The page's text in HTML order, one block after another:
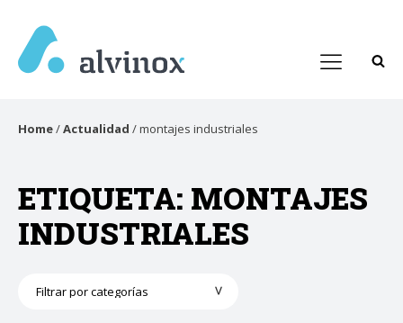
Home/Actualidad /montajes industriales
ETIQUETA: MONTAJES
INDUSTRIALES
Categorías